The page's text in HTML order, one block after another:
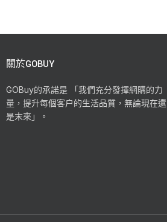
關於GOBUY
GOBuy的承諾是 「我們充分發揮網購的力
量，提升每個客户的生活品質，無論現在還
是末來」。